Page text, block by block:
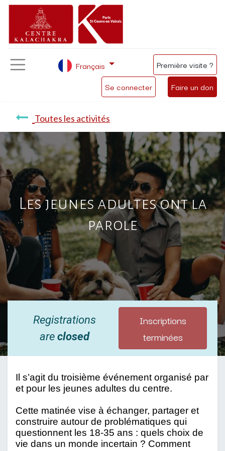
Se connecter Faire un don
Français Première visite ?
Toutes les activités
Les jeunes adultes ont la
parole
Registrations
areclosed
Inscriptions
terminées
Il s’agit du troisième événement organisé par
et pour les jeunes adultes du centre.
Cette matinée vise à échanger, partager et
construire autour de problématiques qui
questionnent les 18-35 ans : quels choix de
vie dans un monde incertain ? Comment